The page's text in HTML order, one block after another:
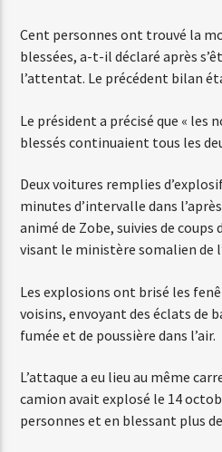
Web-Radio-Années
Web-Radio-Latino
Web-Radio-Italia
Cent personnes ont trouvé la
blessées, a-t-il déclaré après
l’attentat. Le précédent bilan
Le président a précisé que « les
blessés continuaient tous les
Deux voitures remplies
minutes d’intervalle dans
animé de Zobe, suivies de coups
visant le ministère somalien de
Les explosions ont brisé les
voisins, envoyant des éclats de
fumée et de poussière dans l’air.
L’attaque a eu lieu au même
camion avait explosé le 14
personnes et en blessant plus